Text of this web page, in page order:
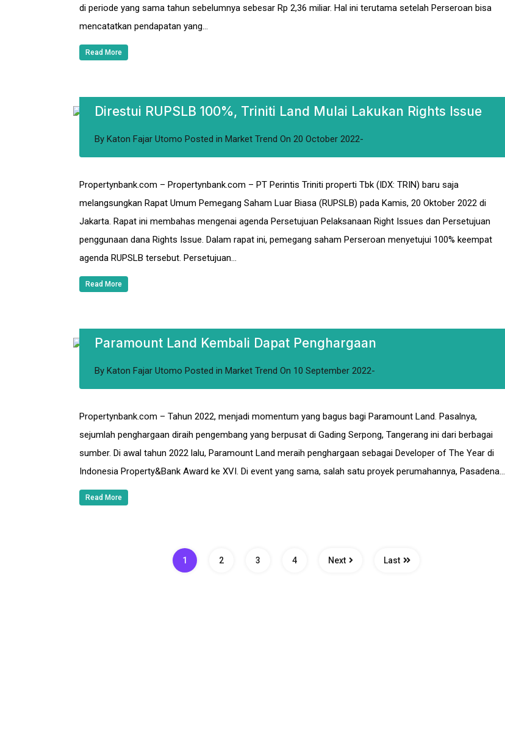
di periode yang sama tahun sebelumnya sebesar Rp 2,36 miliar. Hal ini terutama setelah Perseroan bisa
mencatatkan pendapatan yang…
Read More
Direstui RUPSLB 100%, Triniti Land Mulai Lakukan Rights Issue
By Katon Fajar Utomo Posted in Market Trend On 20 October 2022
Propertynbank.com – Propertynbank.com – PT Perintis Triniti properti Tbk (IDX: TRIN) baru saja
melangsungkan Rapat Umum Pemegang Saham Luar Biasa (RUPSLB) pada Kamis, 20 Oktober 2022 di
Jakarta. Rapat ini membahas mengenai agenda Persetujuan Pelaksanaan Right Issues dan Persetujuan
penggunaan dana Rights Issue. Dalam rapat ini, pemegang saham Perseroan menyetujui 100% keempat
agenda RUPSLB tersebut. Persetujuan…
Read More
Paramount Land Kembali Dapat Penghargaan
By Katon Fajar Utomo Posted in Market Trend On 10 September 2022
Propertynbank.com – Tahun 2022, menjadi momentum yang bagus bagi Paramount Land. Pasalnya,
sejumlah penghargaan diraih pengembang yang berpusat di Gading Serpong, Tangerang ini dari berbagai
sumber. Di awal tahun 2022 lalu, Paramount Land meraih penghargaan sebagai Developer of The Year di
Indonesia Property&Bank Award ke XVI. Di event yang sama, salah satu proyek perumahannya, Pasadena…
Read More
1 2 3 4 Next Last